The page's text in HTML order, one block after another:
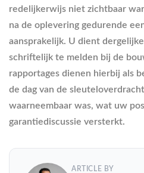
redelijkerwijs niet zichtbaar
na de oplevering gedurende
aansprakelijk. U dient
schriftelijk te melden bij de
rapportages dienen hierbij als
de dag van de
waarneembaar was, wat uw
garantiediscussie versterkt.
ARTICLE BY